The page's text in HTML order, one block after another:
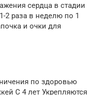
сердца в стадии
2 раза в неделю по 1
и очки для
по здоровью
С 4 лет Укрепляются